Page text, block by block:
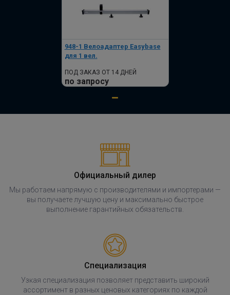
948-1 Велоадаптер Easybase
для 1 вел.
ПОД ЗАКАЗ ОТ 14 ДНЕЙ
по запросу
Официальный дилер
Мы работаем напрямую с производителями и импортерами —
вы получаете лучшую цену и максимально быстрое
выполнение гарантийных обязательств.
Специализация
Узкая специализация позволяет представить широкий
ассортимент в разных ценовых категориях по каждой